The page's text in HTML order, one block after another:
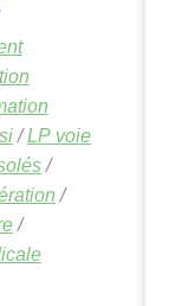
/LPvoie
/
/
/